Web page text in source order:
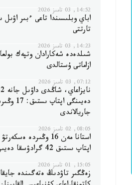
14:52, 03 تامىز 2026
اباي وبلىسىندا تاعى ءبىر
تارتتى
14:23, 03 تامىز 2026
ازاماتى ۇستالدى
07:12, 03 تامىز 2026
دەيىنگى
جاريالاندى
08:05, 02 تامىز 2026
استانا مەن 16 وڭىردە
اپتاپ ىستىق 42 گرادۋسقا دەيىن جەتەدى
15:05, 01 تامىز 2026
زەڭگىر تاۋدىڭ ەتەگىندە